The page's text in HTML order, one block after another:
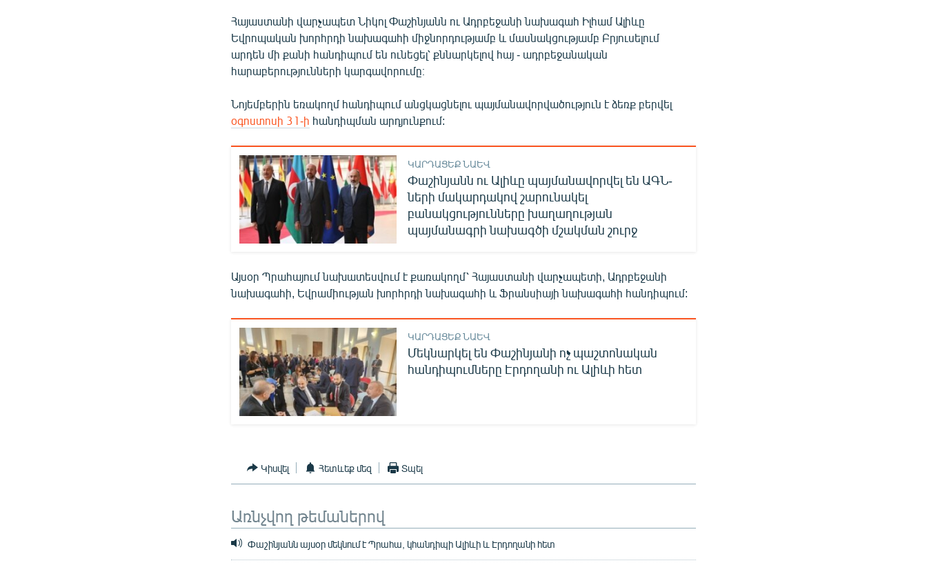
Հայաստանի վարչապետ Նիկոլ Փաշինյանն ու Ադրբեջանի նախագահ Իլհամ Ալիևը
Եվրոպական խորհրդի նախագահի միջնորդությամբ և մասնակցությամբ Բրյուսելում
արդեն մի քանի հանդիպում են ունեցել՝ քննարկելով հայ - ադրբեջանական
հարաբերությունների կարգավորումը։
Նոյեմբերին եռակողմ հանդիպում անցկացնելու պայմանավորվածություն է ձեռք բերվել
օգոստոսի 31-ի հանդիպման արդյունքում:
ԿԱՐԴԱՑԵՔ ՆԱԵՎ
Փաշինյանն ու Ալիևը պայմանավորվել են ԱԳՆ-
ների մակարդակով շարունակել
բանակցությունները խաղաղության
պայմանագրի նախագծի մշակման շուրջ
Այսօր Պրահայում նախատեսվում է քառակողմ՝ Հայաստանի վարչապետի, Ադրբեջանի
նախագահի, Եվրամիության խորհրդի նախագահի և Ֆրանսիայի նախագահի հանդիպում:
ԿԱՐԴԱՑԵՔ ՆԱԵՎ
Մեկնարկել են Փաշինյանի ոչ պաշտոնական
հանդիպումները Էրդողանի ու Ալիևի հետ
Կիսվել Հետևեք մեզ Տպել
Առնչվող թեմաներով
Փաշինյանն այսօր մեկնում է Պրահա, կհանդիպի Ալիևի և Էրդողանի հետ